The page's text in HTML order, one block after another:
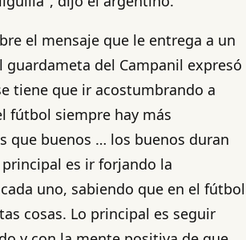
el mensaje que le entrega a un
guardameta del Campanil expresó
tiene que ir acostumbrando a
fútbol siempre hay más
que buenos … los buenos duran
es ir forjando la
uno, sabiendo que en el fútbol
cosas. Lo principal es seguir